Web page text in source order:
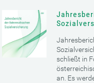
schließt in
an. Es